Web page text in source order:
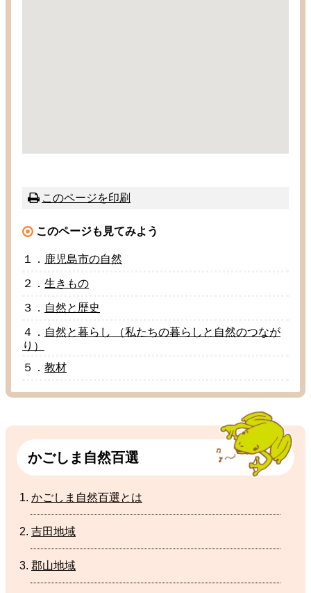
このページを印刷
このページも 見てみよう
１． 鹿児島市の自然
２． 生きもの
３． 自然と 歴史
４． 自然と暮らし （私たちの暮らしと 自然のつなが
り）
５． 教材
かごしま 自然百選
かごしま 自然百選とは
吉田地域
郡山地域